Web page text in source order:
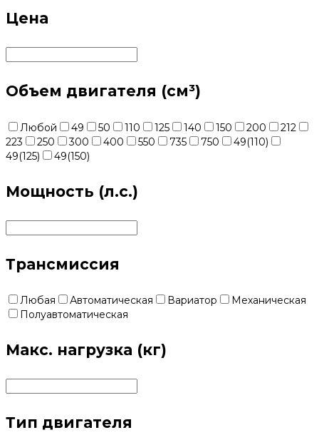
Цена
Объем двигателя (см³)
Любой 49 50 110 125 140 150 200
212
223
250 300 400 550 735 750
49(110)
49(125)
49(150)
Мощность (л.с.)
Трансмиссия
Любая Автоматическая Вариатор
Механическая
Полуавтоматическая
Макс. нагрузка (кг)
Тип двигателя